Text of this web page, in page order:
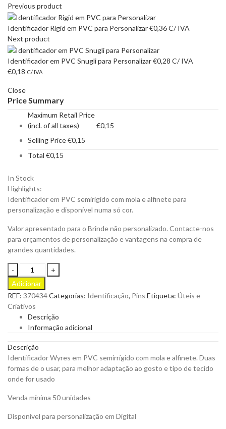
Previous product
Identificador Rigid em PVC para Personalizar€0,36C/ IVA
Next product
Identificador em PVC Snugli para Personalizar€0,28 C/ IVA
€0,18 C/ IVA
Close
Price Summary
Maximum Retail Price
(incl. of all taxes)
€0,15
Selling Price€0,15
Total €0,15
In Stock
Highlights:
Identificador em PVC semirígido com mola e alfinete para
personalização e disponível numa só cor.
Valor apresentado para o Brinde não personalizado. Contacte-nos
para orçamentos de personalização e vantagens na compra de
grandes quantidades.
Identificador
em
PVC
Wyres
para
Personalizar
quantity
Adicionar
REF: 370434Categorias: Identificação, Pins Etiqueta: Úteis e
Criativos
Descrição
Informação adicional
Descrição
Identificador Wyres em PVC semirrígido com mola e alfinete. Duas
formas de o usar, para melhor adaptação ao gosto e tipo de tecido
onde for usado
Venda mínima 50 unidades
Disponível para personalização em Digital